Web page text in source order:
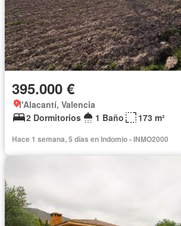
395.000 €
l'Alacantí, Valencia
2 Dormitorios
1 Baño 173 m²
Hace 1 semana, 5 días en Indomio - INMO2000